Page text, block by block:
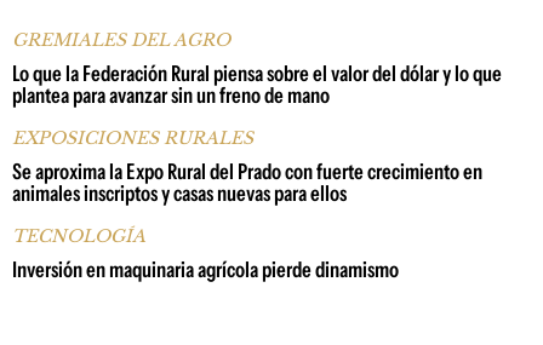
GREMIALES DEL AGRO
Lo que la Federación Rural piensa sobre el valor del dólar y lo que
plantea para avanzar sin un freno de mano
EXPOSICIONES RURALES
Se aproxima la Expo Rural del Prado con fuerte crecimiento en
animales inscriptos y casas nuevas para ellos
TECNOLOGÍA
Inversión en maquinaria agrícola pierde dinamismo